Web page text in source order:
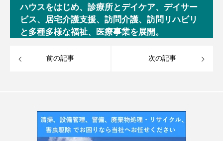
ハウスをはじめ、診療所とデイケア、デイサー
ビス、居宅介護支援、訪問介護、訪問リハビリ
と多種多様な福祉、医療事業を展開。
前の記事 次の記事